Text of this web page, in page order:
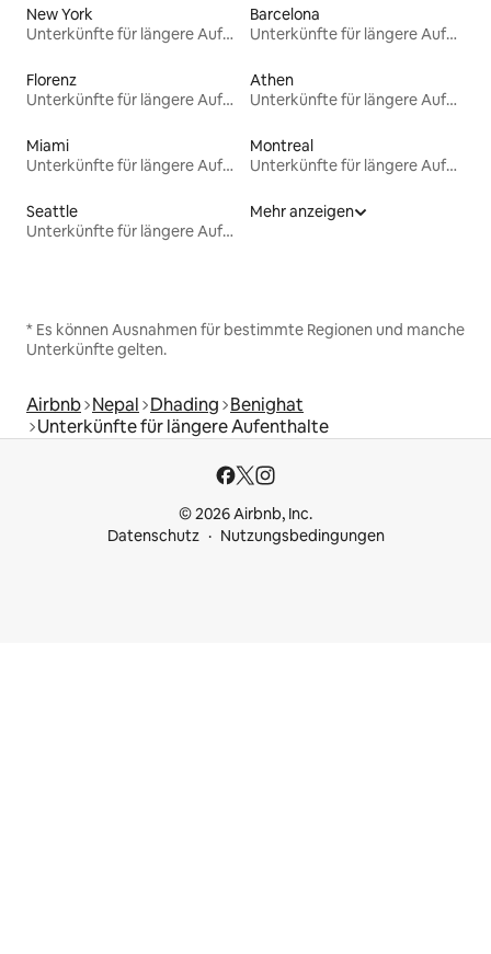
New York
Unterkünfte für längere Aufenthalte
Barcelona
Unterkünfte für längere Aufenthalte
Florenz
Unterkünfte für längere Aufenthalte
Athen
Unterkünfte für längere Aufenthalte
Miami
Unterkünfte für längere Aufenthalte
Montreal
Unterkünfte für längere Aufenthalte
Seattle
Unterkünfte für längere Aufenthalte
Mehr anzeigen
* Es können Ausnahmen für bestimmte Regionen und manche
Unterkünfte gelten.
Airbnb Nepal Dhading Benighat
Unterkünfte für längere Aufenthalte
© 2026 Airbnb, Inc.
Datenschutz
Nutzungsbedingungen